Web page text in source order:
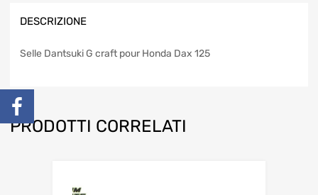
DESCRIZIONE
Selle Dantsuki G craft pour Honda Dax 125
PRODOTTI CORRELATI